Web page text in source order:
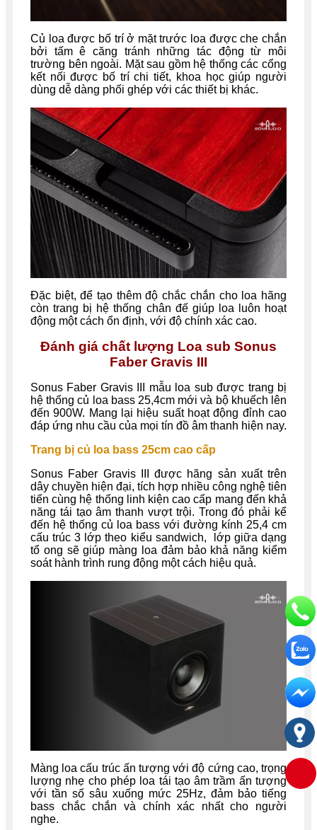
Củ loa được bố trí ở mặt trước loa được che chắn
bởi tấm ê căng tránh những tác động từ môi
trường bên ngoài. Mặt sau gồm hệ thống các cổng
kết nối được bố trí chi tiết, khoa học giúp người
dùng dễ dàng phối ghép với các thiết bị khác.
Đặc biệt, để tạo thêm độ chắc chắn cho loa hãng
còn trang bị hệ thống chân đế giúp loa luôn hoạt
động một cách ổn định, với độ chính xác cao.
Đánh giá chất lượng Loa sub Sonus
Faber Gravis III
Sonus Faber Gravis III mẫu loa sub được trang bị
hệ thống củ loa bass 25,4cm mới và bộ khuếch lên
đến 900W. Mang lại hiệu suất hoạt động đỉnh cao
đáp ứng nhu cầu của mọi tín đồ âm thanh hiện nay.
Trang bị củ loa bass 25cm cao cấp
Sonus Faber Gravis III được hãng sản xuất trên
dây chuyền hiện đại, tích hợp nhiều công nghệ tiên
tiến cùng hệ thống linh kiện cao cấp mang đến khả
năng tái tạo âm thanh vượt trội. Trong đó phải kể
đến hệ thống củ loa bass với đường kính 25,4 cm
cấu trúc 3 lớp theo kiểu sandwich, lớp giữa dạng
tổ ong sẽ giúp màng loa đảm bảo khả năng kiểm
soát hành trình rung động một cách hiệu quả.
Màng loa cấu trúc ấn tượng với độ cứng cao, trọng
lượng nhẹ cho phép loa tái tạo âm trầm ấn tượng
với tần số sâu xuống mức 25Hz, đảm bảo tiếng
bass chắc chắn và chính xác nhất cho người
nghe.